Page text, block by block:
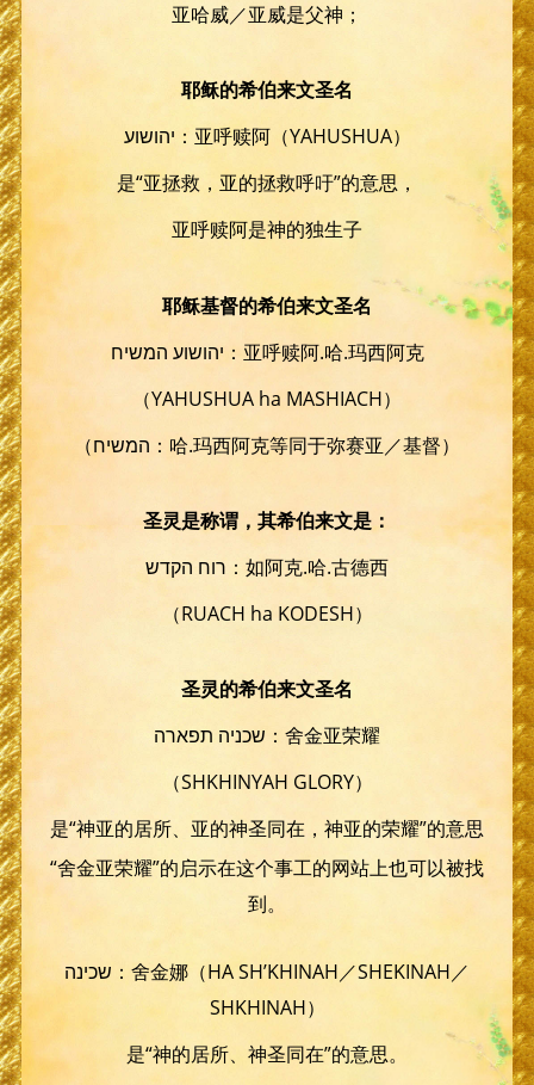
亚哈威／亚威是父神；
耶稣的希伯来文圣名
יהושוע：亚呼赎阿（YAHUSHUA）
是“亚拯救，亚的拯救呼吁”的意思，
亚呼赎阿是神的独生子
耶稣基督的希伯来文圣名
יהושוע המשיח：亚呼赎阿.哈.玛西阿克
（YAHUSHUA ha MASHIACH）
（המשיח：哈.玛西阿克等同于弥赛亚／基督）
圣灵是称谓，其希伯来文是：
רוח הקדש：如阿克.哈.古德西
（RUACH ha KODESH）
圣灵的希伯来文圣名
שכניה תפארה：舍金亚荣耀
（SHKHINYAH GLORY）
是“神亚的居所、亚的神圣同在，神亚的荣耀”的意思
“舍金亚荣耀”的启示在这个事工的网站上也可以被找
到。
שכינה：舍金娜（HA SH’KHINAH／SHEKINAH／
SHKHINAH）
是“神的居所、神圣同在”的意思。